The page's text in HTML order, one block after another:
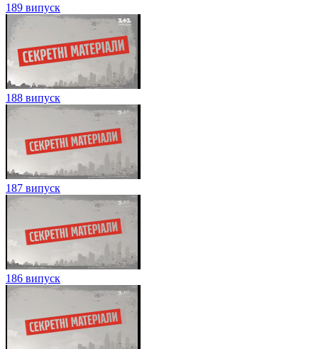
189 випуск
188 випуск
187 випуск
186 випуск